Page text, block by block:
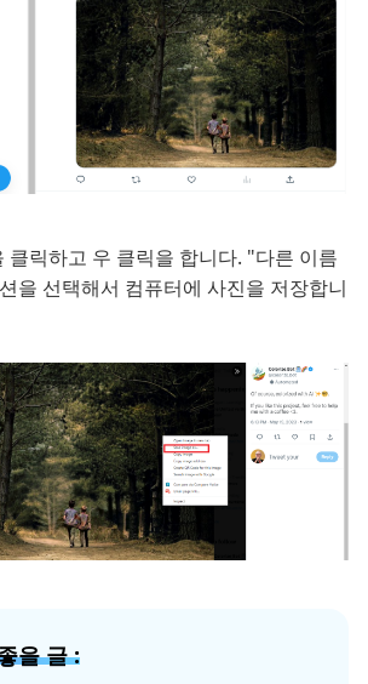
클릭하고 우 클릭을 합니다. "다른 이름
을 선택해서 컴퓨터에 사진을 저장합니
을 글 :